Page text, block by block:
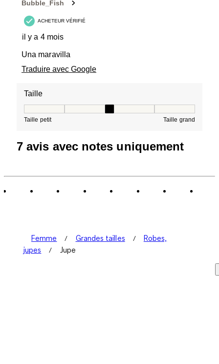
Bubble_Fish
ACHETEUR VÉRIFIÉ
il y a 4 mois
Una maravilla
Traduire avec Google
Taille
Taille petit Taille grand
7 avis avec notes uniquement
Femme Grandes tailles
Robes,
jupes
Jupe